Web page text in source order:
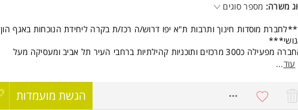
משרה: מספר סוגים
מוסדות חינוך ותרבות ת"א יפו דרוש/ה רכז/ת בקרה ליחידת הנוכחות באגף הון
החברה מפעילה כ300 מרכזים ותוכניות קהילתיות ברחבי העיר תל אביב ומעסיקה מעל
עובדים.
על נתוני נוכחות, לצד הדרכה הטמעה ומענה לעובדים ומנהלים.
עוד...
הגשת מועמדות